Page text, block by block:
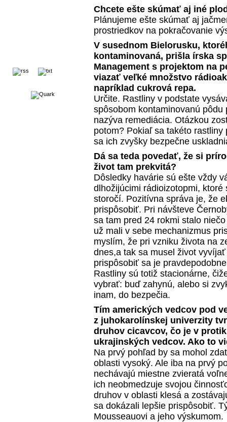
Chcete ešte skúmať aj iné
Plánujeme ešte skúmať aj
prostriedkov na pokračovanie
V susednom Bielorusku,
kontaminovaná, prišla írska
Management s projektom na
viazať veľké množstvo
napríklad cukrová repa.
Určite. Rastliny v podstate
spôsobom kontaminovanú
nazýva remediácia. Otázkou
potom? Pokiaľ sa takéto
sa ich zvyšky bezpečne
Dá sa teda povedať, že si
život tam prekvitá?
Dôsledky havárie sú ešte vždy
dlhožijúcimi rádioizotopmi,
storočí. Pozitívna správa je, že
prispôsobiť. Pri návšteve
sa tam pred 24 rokmi stalo
už mali v sebe mechanizmus
myslím, že pri vzniku života na
dnes,a tak sa musel život
prispôsobiť sa je
Rastliny sú totiž stacionárne,
vybrať: buď zahynú, alebo si
inam, do bezpečia.
Tím amerických vedcov pod
z juhokarolínskej univerzity
druhov cicavcov, čo je v
ukrajinských vedcov. Ako to
Na prvý pohľad by sa mohol
oblasti vysoký. Ale iba na prvý
nechávajú miestne zvieratá
ich neobmedzuje svojou
druhov v oblasti klesá a
sa dokázali lepšie prispôsobiť.
Mousseauovi a jeho výskumom.